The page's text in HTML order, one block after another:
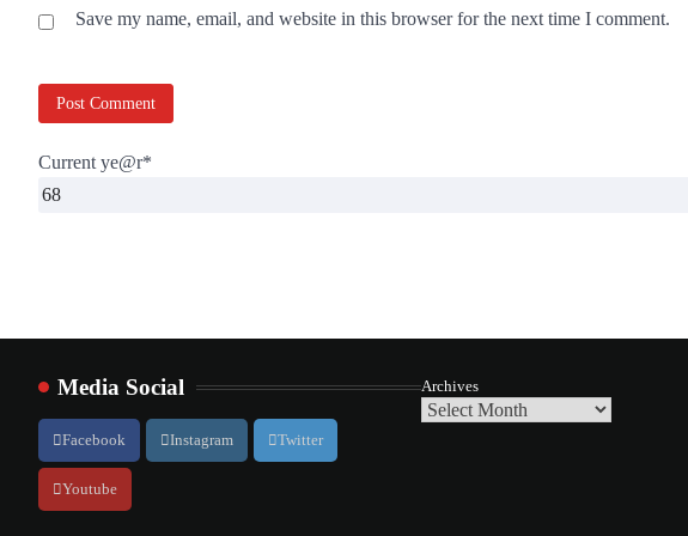
Save my name, email, and website in this browser for the next time I comment.
Current ye@r*
Media Social
Facebook Instagram Twitter
Youtube
Archives